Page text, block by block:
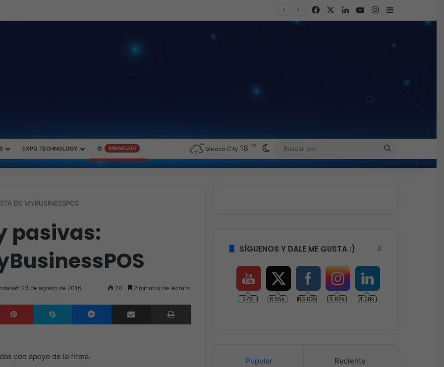
FacebookLinkedInYouTubeInstagram
Barra lateral
EXPO TECHNOLOGY ✆ ANUNCIATE Mexico City 16 ℃ Switch skin
BUSCAR
POR
DE MYBUSINESSPOS
pasivas:
23 de agosto de 2016 26 2 minutos de lectura
Pinterest Skype Messenger Compartir por correo electrónico Imprimir
con apoyo de la firma.
SÍGUENOS Y DALE ME GUSTA :)
276 6.55k 63.02k 3.62k 3.28k
Popular Reciente